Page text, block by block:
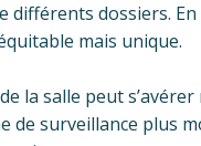
différents dossiers. En
mais unique.
la salle peut s’avérer
de surveillance plus